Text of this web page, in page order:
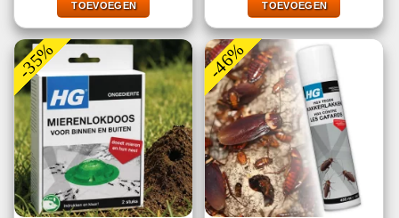
€9,95.
€1,00.
TOEVOEGEN
€11,95.
TOEVOEGEN
-35% -46%